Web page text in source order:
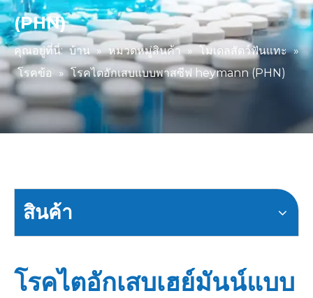
(PHN)
คุณอยู่ที่นี่: บ้าน » หมวดหมู่สินค้า » โมเดลสัตว์ฟันแทะ »
โรคข้อ
» โรคไตอักเสบแบบพาสซีฟ heymann (PHN)
สินค้า
โรคไตอักเสบเฮย์มันน์แบบ